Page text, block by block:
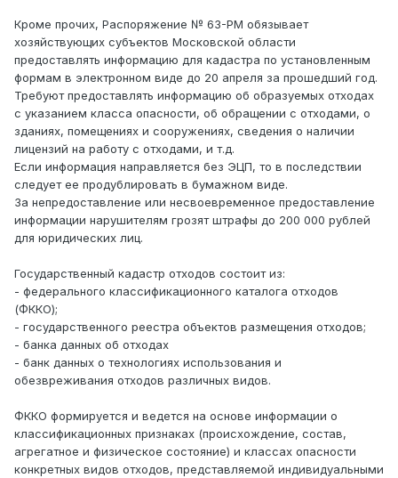
Кроме прочих, Распоряжение № 63-РМ обязывает
хозяйствующих субъектов Московской области
предоставлять информацию для кадастра по установленным
формам в электронном виде до 20 апреля за прошедший год.
Требуют предоставлять информацию об образуемых отходах
с указанием класса опасности, об обращении с отходами, о
зданиях, помещениях и сооружениях, сведения о наличии
лицензий на работу с отходами, и т.д.
Если информация направляется без ЭЦП, то в последствии
следует ее продублировать в бумажном виде.
За непредоставление или несвоевременное предоставление
информации нарушителям грозят штрафы до 200 000 рублей
для юридических лиц.
Государственный кадастр отходов состоит из:
- федерального классификационного каталога отходов
(ФККО);
- государственного реестра объектов размещения отходов;
- банка данных об отходах
- банк данных о технологиях использования и
обезвреживания отходов различных видов.
ФККО формируется и ведется на основе информации о
классификационных признаках (происхождение, состав,
агрегатное и физическое состояние) и классах опасности
конкретных видов отходов, представляемой индивидуальными